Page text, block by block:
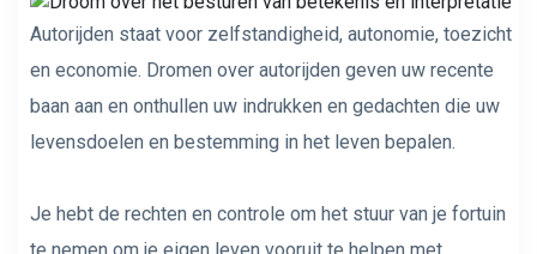
Autorijden staat voor zelfstandigheid, autonomie, toezicht
en economie. Dromen over autorijden geven uw recente
baan aan en onthullen uw indrukken en gedachten die uw
levensdoelen en bestemming in het leven bepalen.
Je hebt de rechten en controle om het stuur van je fortuin